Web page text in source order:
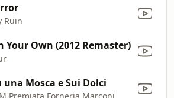
Ruin
Your Own (2012 Remaster)
una Mosca e Sui Dolci
Premiata Forneria Marconi